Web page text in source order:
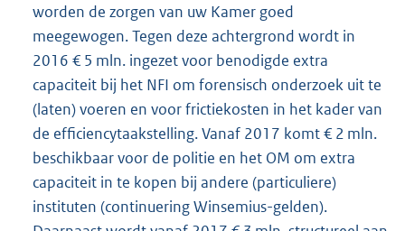
worden de zorgen van uw Kamer goed
meegewogen. Tegen deze achtergrond wordt in
2016 € 5 mln. ingezet voor benodigde extra
capaciteit bij het NFI om forensisch onderzoek uit te
(laten) voeren en voor frictiekosten in het kader van
de efficiencytaakstelling. Vanaf 2017 komt € 2 mln.
beschikbaar voor de politie en het OM om extra
capaciteit in te kopen bij andere (particuliere)
instituten (continuering Winsemius-gelden).